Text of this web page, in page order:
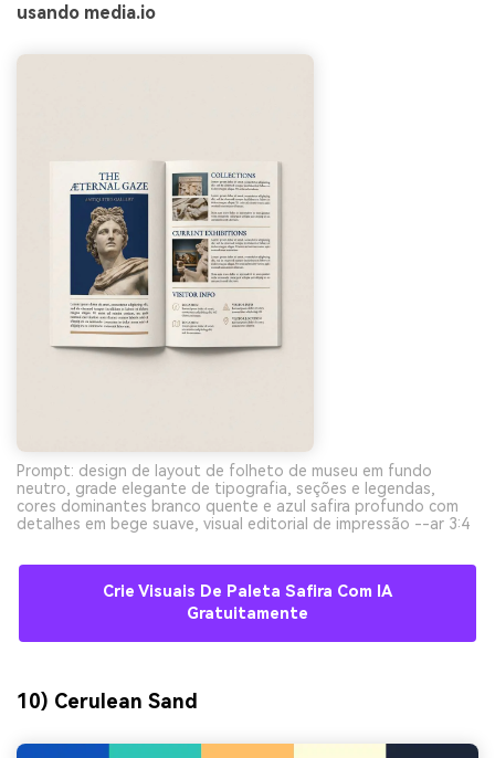
usando media.io
Prompt: design de layout de folheto de museu em fundo
neutro, grade elegante de tipografia, seções e legendas,
cores dominantes branco quente e azul safira profundo com
detalhes em bege suave, visual editorial de impressão --ar 3:4
Crie Visuais De Paleta Safira Com IA
Gratuitamente
10) Cerulean Sand